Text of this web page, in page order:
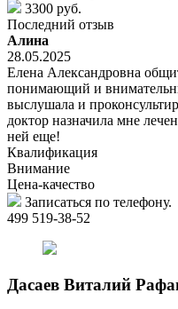
3300 руб.
Последний отзыв
Алина
28.05.2025
Елена Александровна
понимающий и
выслушала и
доктор назначила мне
ней еще!
Квалификация
Внимание
Цена-качество
Записаться по телефону.
499 519-38-52
Дасаев Виталий